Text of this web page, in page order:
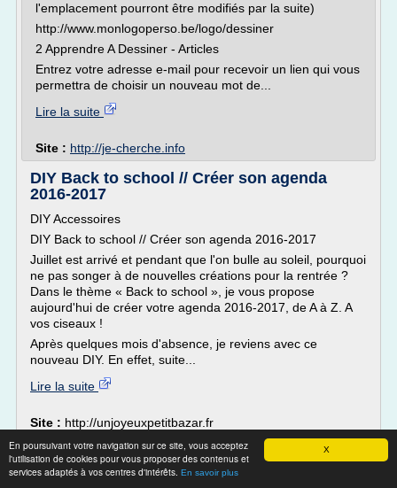
X
En poursuivant votre navigation sur ce site, vous acceptez
l'utilisation de cookies pour vous proposer des contenus et
services adaptés à vos centres d'intérêts. En savoir plus
l'emplacement pourront être modifiés par la suite)
http://www.monlogoperso.be/logo/dessiner
2 Apprendre A Dessiner - Articles
Entrez votre adresse e-mail pour recevoir un lien qui vous
permettra de choisir un nouveau mot de...
Lire la suite
Site : http://je-cherche.info
DIY Back to school // Créer son agenda
2016-2017
DIY Accessoires
DIY Back to school // Créer son agenda 2016-2017
Juillet est arrivé et pendant que l'on bulle au soleil, pourquoi
ne pas songer à de nouvelles créations pour la rentrée ?
Dans le thème « Back to school », je vous propose
aujourd'hui de créer votre agenda 2016-2017, de A à Z. A
vos ciseaux !
Après quelques mois d'absence, je reviens avec ce
nouveau DIY. En effet, suite...
Lire la suite
Site : http://unjoyeuxpetitbazar.fr
Les 6 meilleurs logiciels pour créer un
logo d’entreprise